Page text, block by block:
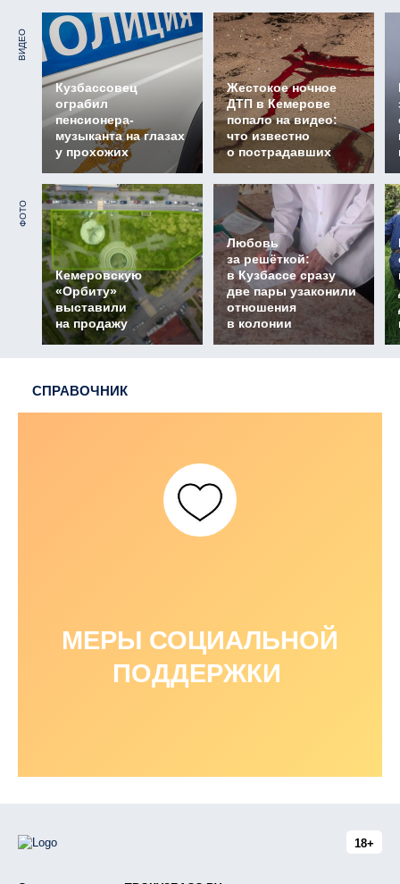
ВИДЕО
Кузбассовец
ограбил
пенсионера-
музыканта на глазах
у прохожих
Жестокое ночное
ДТП в Кемерове
попало на видео:
что известно
о пострадавших
ФОТО
Кемеровскую
«Орбиту»
выставили
на продажу
Любовь
за решёткой:
в Кузбассе сразу
две пары узаконили
отношения
в колонии
СПРАВОЧНИК
МЕРЫ СОЦИАЛЬНОЙ
ПОДДЕРЖКИ
18+